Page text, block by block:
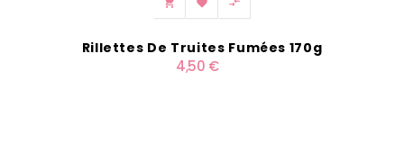
  
Rillettes De Truites Fumées 170g
4,50 €